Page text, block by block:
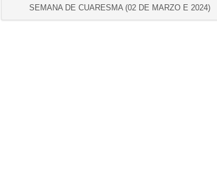
SEMANA DE CUARESMA (02 DE MARZO E 2024)